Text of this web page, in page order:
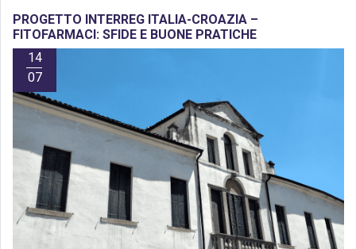
PROGETTO INTERREG ITALIA-CROAZIA –
FITOFARMACI: SFIDE E BUONE PRATICHE
14
07